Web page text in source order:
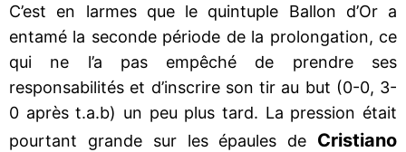
C’est en larmes que le quintuple Ballon d’Or a
entamé la seconde période de la prolongation, ce
qui ne l’a pas empêché de prendre ses
responsabilités et d’inscrire son tir au but (0-0, 3-
0 après t.a.b) un peu plus tard. La pression était
pourtant grande sur les épaules de Cristiano